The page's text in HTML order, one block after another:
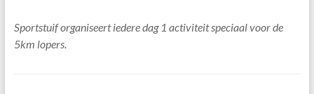
Sportstuif organiseert iedere dag 1 activiteit speciaal voor de
5km lopers.